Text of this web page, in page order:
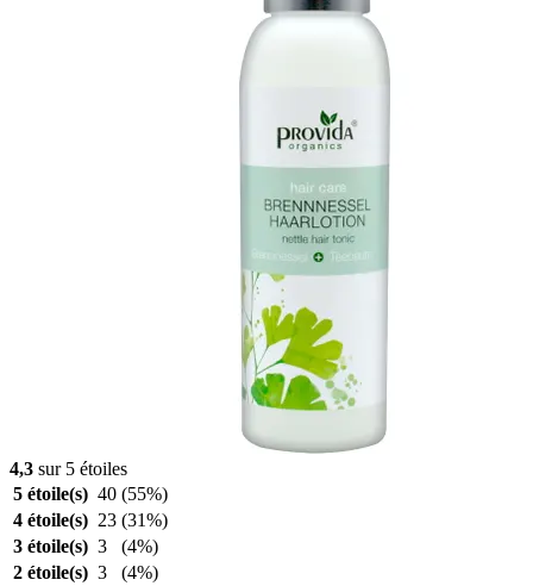
4,3 sur 5 étoiles
5 étoile(s) 40 (55%)
4 étoile(s) 23 (31%)
3 étoile(s) 3
(4%)
2 étoile(s) 3
(4%)